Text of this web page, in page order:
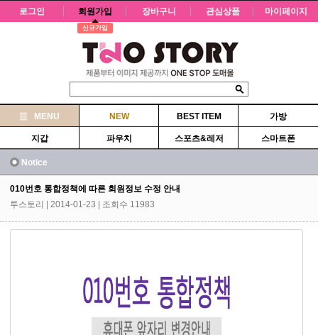
로그인 회원가입
신규가입
장바구니 관심상품 마이페이지
MENU NEW BEST ITEM 가방
지갑 파우치 스포츠&레저 스마트폰
Notice
010번호 통합정책에 따른 회원정보 수정 안내
투스토리
| 2014-01-23 | 조회수 11983